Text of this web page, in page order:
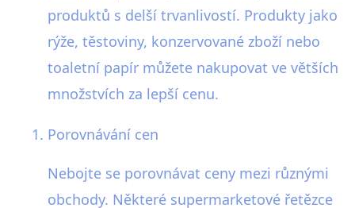
produktů s delší trvanlivostí. Produkty jako
rýže, těstoviny, konzervované zboží nebo
toaletní papír můžete nakupovat ve větších
množstvích za lepší cenu.
Porovnávání cen
Nebojte se porovnávat ceny mezi různými
obchody. Některé supermarketové řetězce